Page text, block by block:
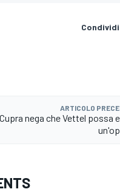
ARTICOLO
nega che Vettel possa